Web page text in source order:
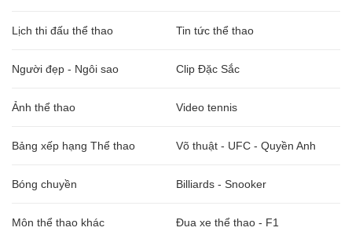
Lịch thi đấu thể thao Tin tức thể thao
Người đẹp - Ngôi sao Clip Đặc Sắc
Ảnh thể thao Video tennis
Bảng xếp hạng Thể thao Võ thuật - UFC - Quyền Anh
Bóng chuyền Billiards - Snooker
Môn thể thao khác Đua xe thể thao - F1